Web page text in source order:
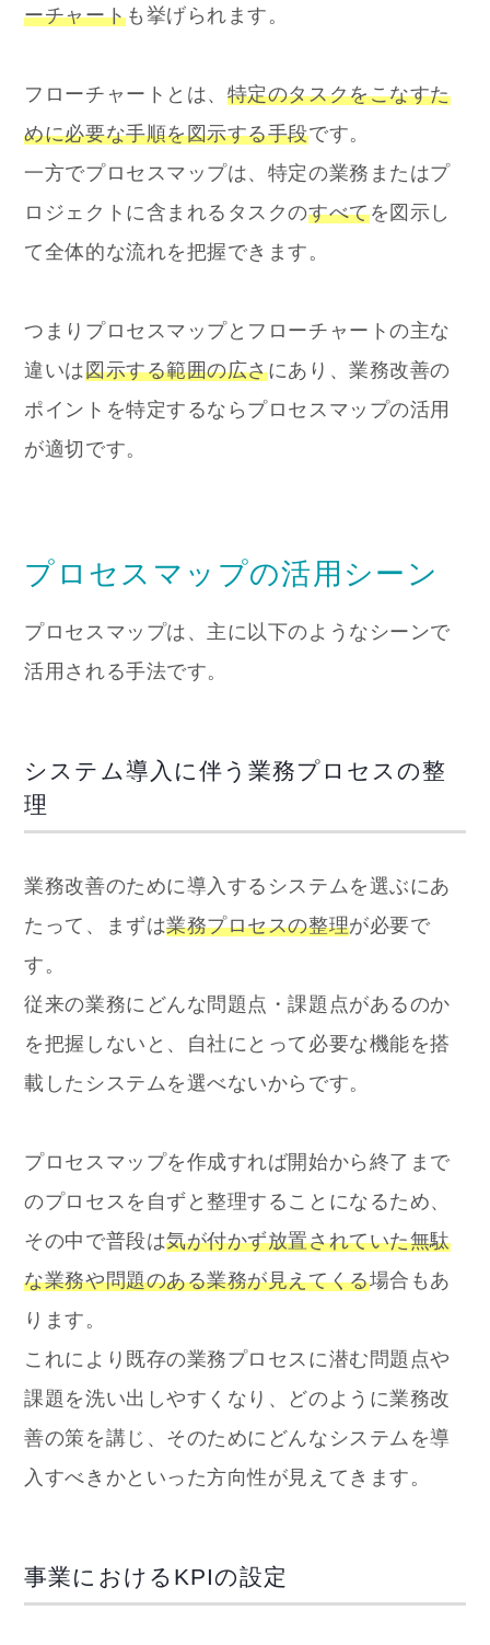
ーチャートも挙げられます。
フローチャートとは、 特定のタスクをこなすた
めに必要な手順を図示する手段です。
一方でプロセスマップは、特定の業務またはプ
ロジェクトに含まれるタスクのすべてを図示し
て全体的な流れを把握できます。
つまりプロセスマップとフローチャートの主な
違いは図示する範囲の広さにあり、業務改善の
ポイントを特定するならプロセスマップの活用
が適切です。
プロセスマップの活用シーン
プロセスマップは、主に以下のようなシーンで
活用される手法です。
システム導入に伴う業務プロセスの整
理
業務改善のために導入するシステムを選ぶにあ
たって、まずは業務プロセスの整理が必要で
す。
従来の業務にどんな問題点・課題点があるのか
を把握しないと、自社にとって必要な機能を搭
載したシステムを選べないからです。
プロセスマップを作成すれば開始から終了まで
のプロセスを自ずと整理することになるため、
その中で普段は気が付かず放置されていた無駄
な業務や問題のある業務が見えてくる場合もあ
ります。
これにより既存の業務プロセスに潜む問題点や
課題を洗い出しやすくなり、どのように業務改
善の策を講じ、そのためにどんなシステムを導
入すべきかといった方向性が見えてきます。
事業におけるKPIの設定